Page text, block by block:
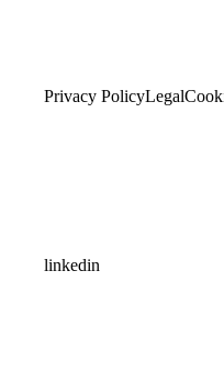
Privacy PolicyLegal
linkedin